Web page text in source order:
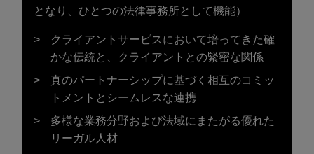
となり、ひとつの法律事務所として機能）
クライアントサービスにおいて培ってきた確
かな伝統と、クライアントとの緊密な関係
真のパートナーシップに基づく相互のコミッ
トメントとシームレスな連携
多様な業務分野および法域にまたがる優れた
リーガル人材